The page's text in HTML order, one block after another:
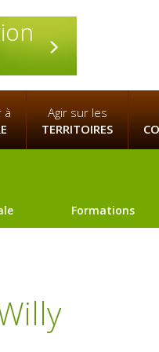
à
Agir sur les
TERRITOIRES
Formations